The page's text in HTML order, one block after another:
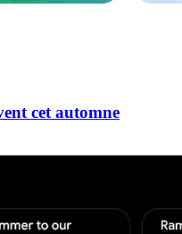
cet automne